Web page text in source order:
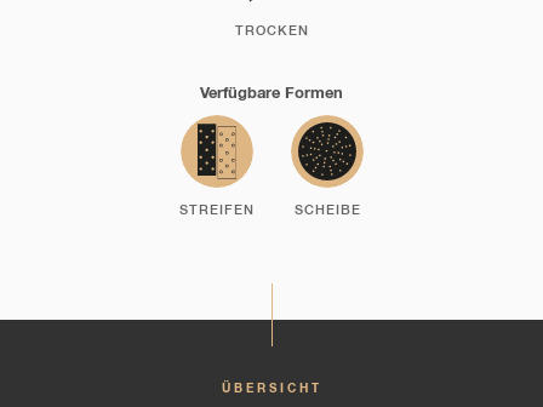
TROCKEN
Verfügbare Formen
STREIFEN SCHEIBE
ÜBERSICHT